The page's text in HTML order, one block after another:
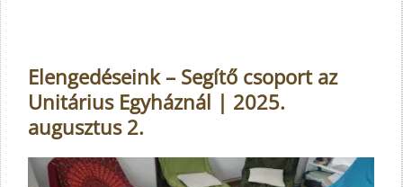
Elengedéseink – Segítő csoport az
Unitárius Egyháznál | 2025.
augusztus 2.